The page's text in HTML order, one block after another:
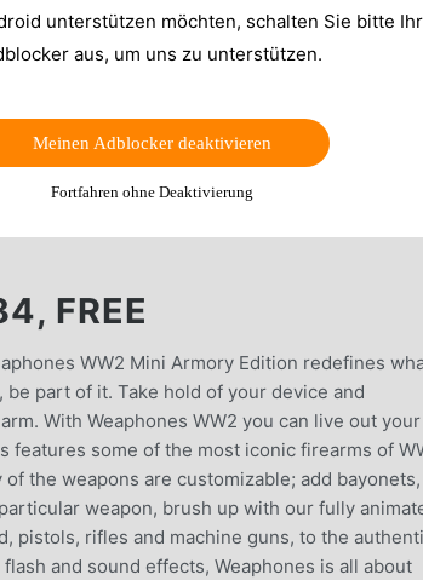
FREE
WW2 Mini Armory Edition redefines
part of it. Take hold of your device and
With Weaphones WW2 you can live out your
features some of the most iconic firearms of
the weapons are customizable; add bayonets,
weapon, brush up with our fully
pistols, rifles and machine guns, to the
and sound effects, Weaphones is all about
unterstützen möchten, schalten Sie bitte
aus, um uns zu unterstützen.
Meinen Adblocker deaktivieren
Fortfahren ohne Deaktivierung